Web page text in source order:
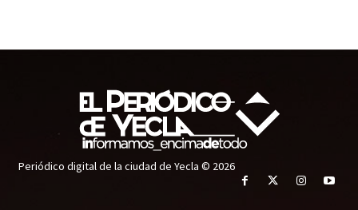
Periódico digital de la ciudad de Yecla © 2026